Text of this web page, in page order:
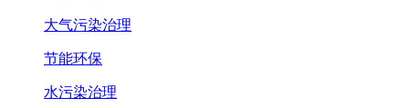
大气污染治理
节能环保
水污染治理